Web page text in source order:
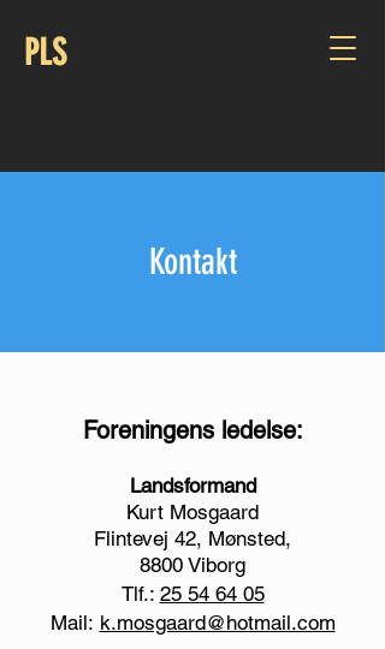
PLS
Kontakt
Foreningens ledelse:
Landsformand
Kurt Mosgaard
Flintevej 42, Mønsted,
8800 Viborg
Tlf.: 25 54 64 05
Mail: k.mosgaard@hotmail.com